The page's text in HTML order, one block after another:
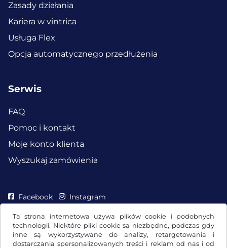
Ta strona internetowa używa plików cookie i podobnych
technologii. Niektóre pliki cookie są niezbędne, podczas gdy
inne są wykorzystywane do analizy, retargetowania i
dostarczania spersonalizowanych treści i reklam od nas i od
Zasady działania
Kariera w vintrica
Usługa Flex
Opcja automatycznego przedłużenia
Serwis
FAQ
Pomoc i kontakt
Moje konto klienta
Wyszukaj zamówienia
Facebook Instagram